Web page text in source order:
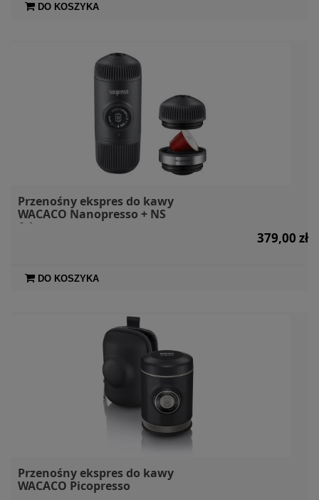
DO KOSZYKA
Przenośny ekspres do kawy
WACACO Nanopresso + NS
Adapter
379,00 zł
DO KOSZYKA
Przenośny ekspres do kawy
WACACO Picopresso